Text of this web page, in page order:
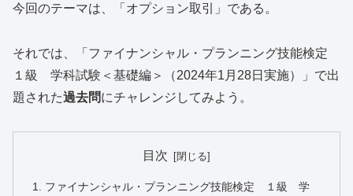
今回のテーマは、「オプション取引」である。
それでは、「ファイナンシャル・プランニング技能検定
１級 学科試験＜基礎編＞（2024年1月28日実施）」で出
題された過去問にチャレンジしてみよう。
目次
ファイナンシャル・プランニング技能検定 １級 学